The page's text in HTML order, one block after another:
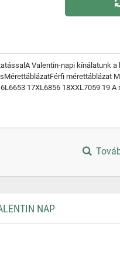
Valentin-napi kínálatunk
mérettáblázat
17XL6856 18XXL7059 19
NAP